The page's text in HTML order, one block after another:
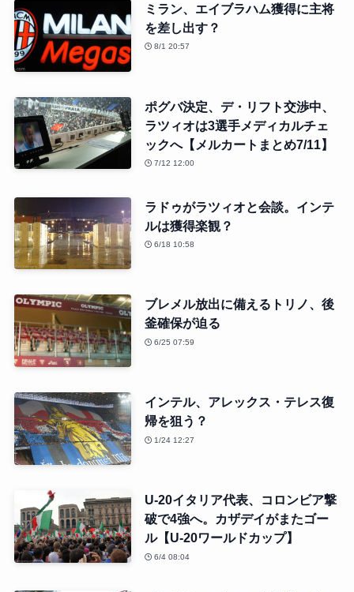
ミラン、エイブラハム獲得に主将
を差し出す？
8/1 20:57
ポグバ決定、デ・リフト交渉中、
ラツィオは3選手メディカルチェ
ックへ【メルカートまとめ7/11】
7/12 12:00
ラドゥがラツィオと会談。インテ
ルは獲得楽観？
6/18 10:58
ブレメル放出に備えるトリノ、後
釜確保が迫る
6/25 07:59
インテル、アレックス・テレス復
帰を狙う？
1/24 12:27
U-20イタリア代表、コロンビア撃
破で4強へ。カザデイがまたゴー
ル【U-20ワールドカップ】
6/4 08:04